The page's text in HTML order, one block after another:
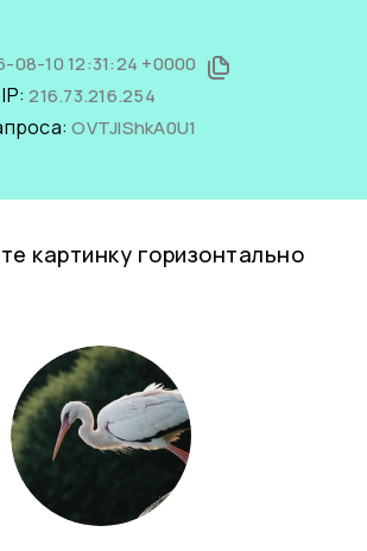
08-10 12:31:24 +0000
216.73.216.254
OVTJlShkA0U1
картинку горизонтально